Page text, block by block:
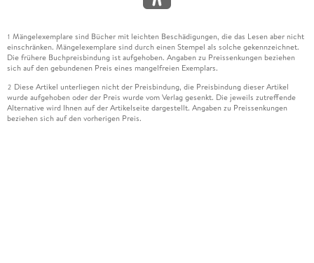
1 Mängelexemplare sind Bücher mit leichten Beschädigungen, die das Lesen aber nicht
einschränken. Mängelexemplare sind durch einen Stempel als solche gekennzeichnet.
Die frühere Buchpreisbindung ist aufgehoben. Angaben zu Preissenkungen beziehen
sich auf den gebundenen Preis eines mangelfreien Exemplars.
2 Diese Artikel unterliegen nicht der Preisbindung, die Preisbindung dieser Artikel
wurde aufgehoben oder der Preis wurde vom Verlag gesenkt. Die jeweils zutreffende
Alternative wird Ihnen auf der Artikelseite dargestellt. Angaben zu Preissenkungen
beziehen sich auf den vorherigen Preis.